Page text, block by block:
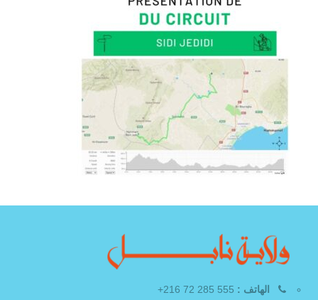
الهاتف :